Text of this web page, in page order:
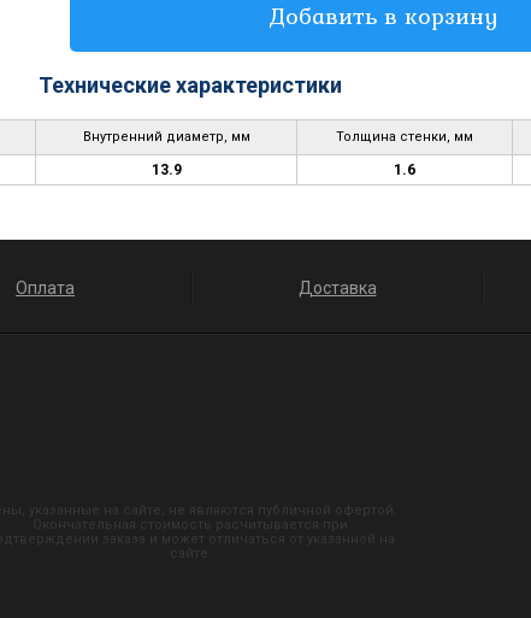
Технические характеристики
Внутренний диаметр, мм Толщина стенки, мм
13.9 1.6
Оплата Доставка
указанные на сайте, не являются публичной офертой.
Окончательная стоимость расчитывается при
заказа и может отличаться от указанной на
сайте.